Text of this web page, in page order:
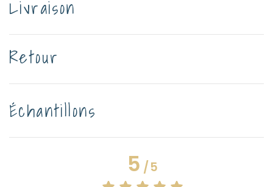
Livraison
Retour
Échantillons
5/5